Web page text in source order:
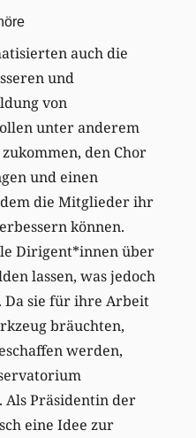
auch die
und
von
unter anderem
den Chor
und einen
die Mitglieder ihr
können.
Dirigent*innen über
lassen, was jedoch
Da sie für ihre Arbeit
bräuchten,
werden,
Als Präsidentin der
eine Idee zur